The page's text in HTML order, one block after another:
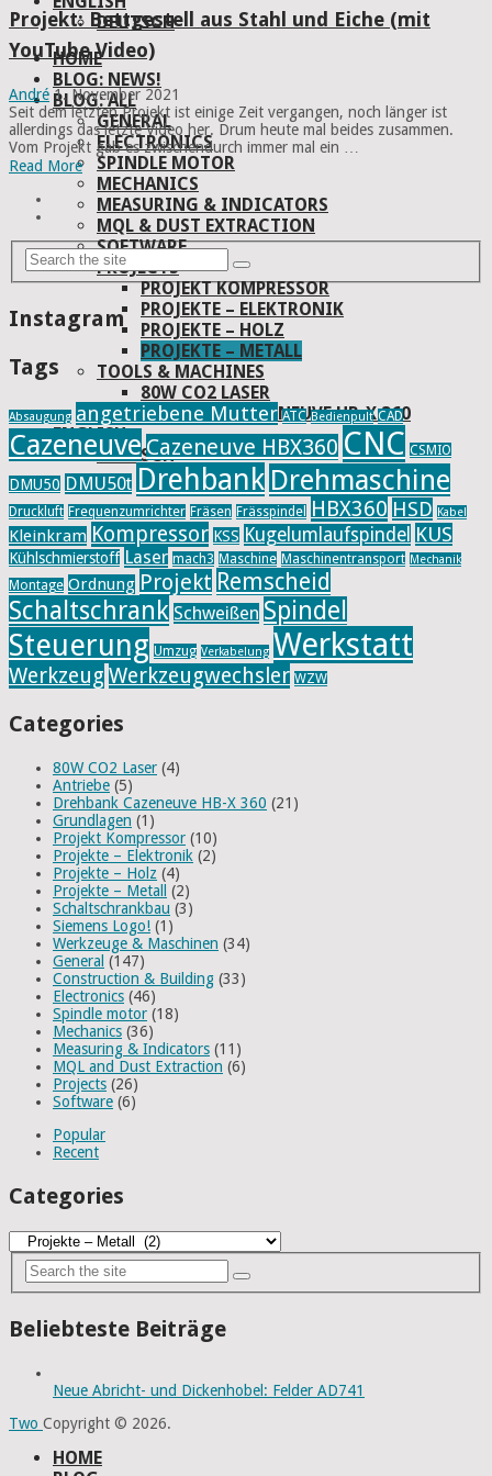
DEUTSCH
HOME
BLOG: NEWS!
BLOG: ALL
GENERAL
ELECTRONICS
SPINDLE MOTOR
MECHANICS
MEASURING & INDICATORS
MQL & DUST EXTRACTION
SOFTWARE
PROJECTS
PROJEKT KOMPRESSOR
PROJEKTE – ELEKTRONIK
PROJEKTE – HOLZ
PROJEKTE – METALL
TOOLS & MACHINES
80W CO2 LASER
DREHBANK CAZENEUVE HB-X 360
ENGLISH
DEUTSCH
Projekt: Bettgestell aus Stahl und Eiche (mit
YouTube Video)
André 1. November 2021
Seit dem letzten Projekt ist einige Zeit vergangen, noch länger ist
allerdings das letzte Video her. Drum heute mal beides zusammen.
Vom Projekt gab es zwischendurch immer mal ein …
Read More
Instagram
Tags
Absaugung angetriebene Mutter ATC Bedienpult CAD
Cazeneuve Cazeneuve HBX360 CNC CSMIO
DMU50 DMU50t Drehbank Drehmaschine
Druckluft Frequenzumrichter Fräsen Frässpindel HBX360 HSD Kabel
Kleinkram Kompressor KSS Kugelumlaufspindel KUS
Kühlschmierstoff Laser mach3 Maschine Maschinentransport Mechanik
Montage Ordnung Projekt Remscheid
Schaltschrank Schweißen Spindel
Steuerung Umzug Verkabelung Werkstatt
Werkzeug Werkzeugwechsler WZW
Categories
80W CO2 Laser (4)
Antriebe (5)
Drehbank Cazeneuve HB-X 360 (21)
Grundlagen (1)
Projekt Kompressor (10)
Projekte – Elektronik (2)
Projekte – Holz (4)
Projekte – Metall
(2)
Schaltschrankbau (3)
Siemens Logo! (1)
Werkzeuge & Maschinen (34)
General (147)
Construction & Building (33)
Electronics (46)
Spindle motor (18)
Mechanics (36)
Measuring & Indicators (11)
MQL and Dust Extraction (6)
Projects (26)
Software (6)
Popular
Recent
Categories
Categories
Beliebteste Beiträge
Neue Abricht- und Dickenhobel: Felder AD741
Two Copyright © 2026.
HOME